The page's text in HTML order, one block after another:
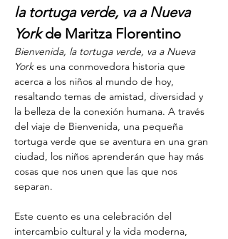
la tortuga verde, va a Nueva
York de Maritza Florentino
Bienvenida, la tortuga verde, va a Nueva
York es una conmovedora historia que
acerca a los niños al mundo de hoy,
resaltando temas de amistad, diversidad y
la belleza de la conexión humana. A través
del viaje de Bienvenida, una pequeña
tortuga verde que se aventura en una gran
ciudad, los niños aprenderán que hay más
cosas que nos unen que las que nos
separan.
Este cuento es una celebración del
intercambio cultural y la vida moderna,